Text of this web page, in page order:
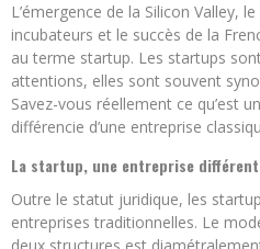
L’émergence de la Silicon Valley,
incubateurs et le succès de la
au terme startup. Les startups
attentions, elles sont souvent
Savez-vous réellement ce qu’est
différencie d’une entreprise
La startup, une entreprise
Outre le statut juridique, les
entreprises traditionnelles. Le